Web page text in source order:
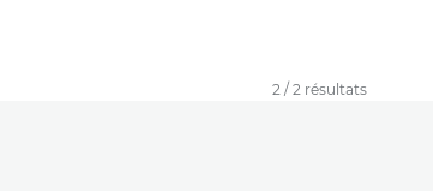
2/ 2 résultats